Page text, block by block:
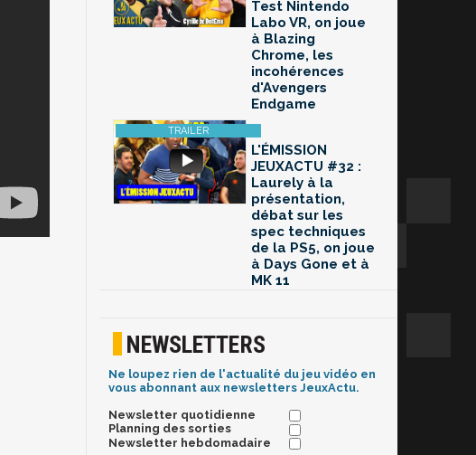
Test Nintendo
Labo VR, on joue
à Blazing
Chrome, les
incohérences
d'Avengers
Endgame
L'ÉMISSION
JEUXACTU #32 :
Laurely à la
présentation,
débat sur les
spec techniques
de la PS5, on joue
à Days Gone et à
MK 11
NEWSLETTERS
Ne loupez rien de l'actualité du jeu vidéo en
vous abonnant aux newsletters JeuxActu.
Newsletter quotidienne
Planning des sorties
Newsletter hebdomadaire